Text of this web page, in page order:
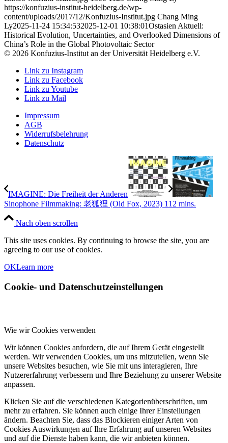
https://konfuzius-institut-heidelberg.de/wp-
content/uploads/2017/12/Konfuzius-Institut.jpg Chang Ming
Ly2025-11-24 15:34:532025-12-01 10:38:01Ostasien Aktuell:
Historical Evolution, Uncertainties, and Overlooked Dimensions of
China’s Role in the Global Photovoltaic Sector
© 2026 Konfuzius-Institut an der Universität Heidelberg e.V.
Link zu Instagram
Link zu Facebook
Link zu Youtube
Link zu Mail
Impressum
AGB
Widerrufsbelehrung
Datenschutz
IMAGINE: Die Freiheit der Anderen
Sinophone Filmmaking: 老狐狸 (Old Fox, 2023) 112 mins.
Nach oben scrollen
This site uses cookies. By continuing to browse the site, you are
agreeing to our use of cookies.
OKLearn more
Cookie- und Datenschutzeinstellungen
Wie wir Cookies verwenden
Wir können Cookies anfordern, die auf Ihrem Gerät eingestellt
werden. Wir verwenden Cookies, um uns mitzuteilen, wenn Sie
unsere Websites besuchen, wie Sie mit uns interagieren, Ihre
Nutzererfahrung verbessern und Ihre Beziehung zu unserer Website
anpassen.
Klicken Sie auf die verschiedenen Kategorienüberschriften, um
mehr zu erfahren. Sie können auch einige Ihrer Einstellungen
ändern. Beachten Sie, dass das Blockieren einiger Arten von
Cookies Auswirkungen auf Ihre Erfahrung auf unseren Websites
und auf die Dienste haben kann, die wir anbieten können.